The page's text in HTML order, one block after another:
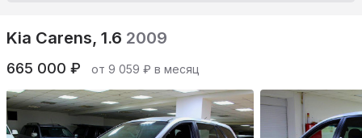
Kia Carens, 1.6 2009
665 000 ₽ от 9 059 ₽ в месяц